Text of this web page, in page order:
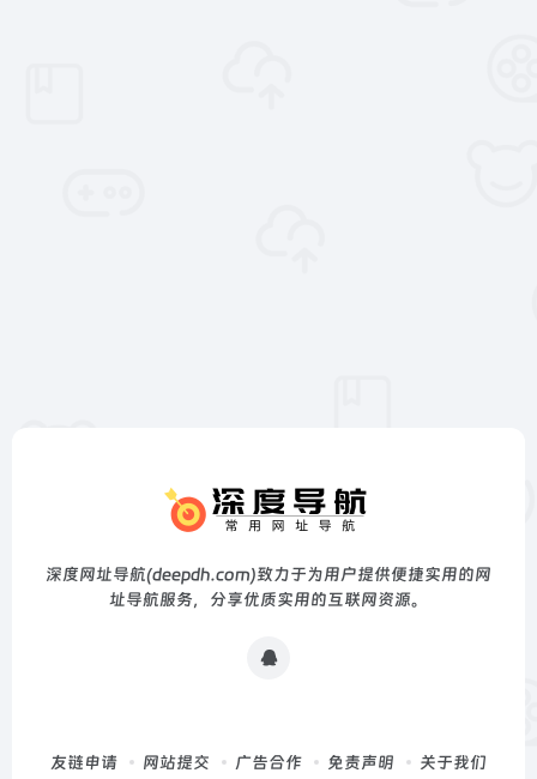
深度网址导航(deepdh.com)致力于为用户提供便捷实用的网
址导航服务，分享优质实用的互联网资源。
友链申请 网站提交 广告合作 免责声明
关于我们